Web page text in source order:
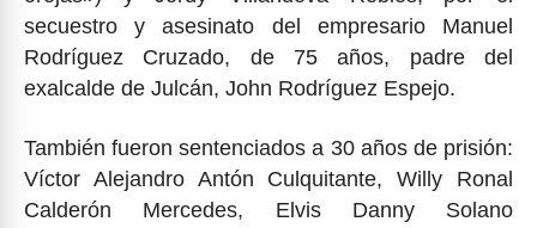
secuestro y asesinato del empresario Manuel
Rodríguez Cruzado, de 75 años, padre del
exalcalde de Julcán, John Rodríguez Espejo.
También fueron sentenciados a 30 años de prisión:
Víctor Alejandro Antón Culquitante, Willy Ronal
Calderón Mercedes, Elvis Danny Solano